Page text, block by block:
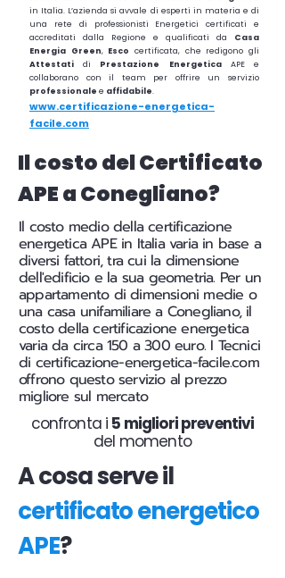
in Italia. L’azienda si avvale di esperti in materia e di
una rete di professionisti Energetici certificati e
accreditati dalla Regione e qualificati da Casa
Energia Green, Escocertificata, che redigono gli
Attestatidi Prestazione EnergeticaAPE e
collaborano con il team per offrire un servizio
professionale e affidabile.
www.certificazione-energetica-
facile.com
Il costo del Certificato
APE a Conegliano?
Il costo medio della certificazione
energetica APE in Italia varia in base a
diversi fattori, tra cui la dimensione
dell'edificio e la sua geometria. Per un
appartamento di dimensioni medie o
una casa unifamiliare a Conegliano, il
costo della certificazione energetica
varia da circa 150 a 300 euro. I Tecnici
di certificazione-energetica-facile.com
offrono questo servizio al prezzo
migliore sul mercato
confronta i 5 migliori preventivi
del momento
A cosa serve il
certificato energetico
APE?